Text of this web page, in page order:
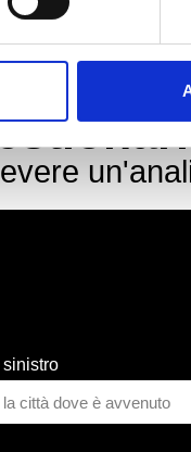
sinistro